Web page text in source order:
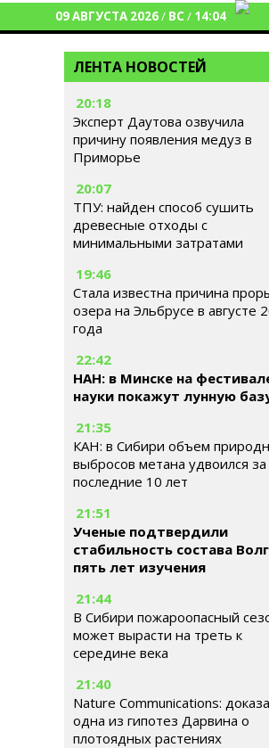
09 АВГУСТА 2026/ ВС / 14:04
ЛЕНТА НОВОСТЕЙ
20:18
Эксперт Даутова озвучила
причину появления медуз в
Приморье
20:07
ТПУ: найден способ сушить
древесные отходы с
минимальными затратами
19:46
Стала известна причина
озера на Эльбрусе в августе
года
22:42
НАН: в Минске на
науки покажут лунную
21:35
КАН: в Сибири объем
выбросов метана удвоился за
последние 10 лет
21:51
Ученые подтвердили
стабильность состава
пять лет изучения
21:44
В Сибири пожароопасный
может вырасти на треть к
середине века
21:40
Nature Communications:
одна из гипотез Дарвина о
плотоядных растениях